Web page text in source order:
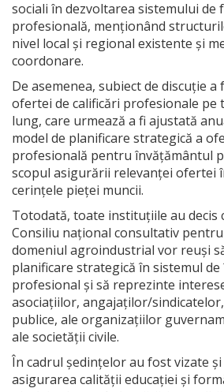
sociali în dezvoltarea sistemului de
profesională, menționând
nivel local și regional existente și
coordonare.
De asemenea, subiect de discuție
ofertei de calificări profesionale pe
lung, care urmează a fi ajustată
model de planificare strategică a
profesională pentru învățământul
scopul asigurării relevanței ofertei
cerinţele pieţei muncii.
Totodată, toate instituțiile au decis
Consiliu național consultativ
domeniul agroindustrial vor reuși
planificare strategică în sistemul
profesional și să reprezinte
asociaţiilor, angajaţilor/
publice, ale organizaţiilor
ale societăţii civile.
În cadrul ședințelor au fost vizate
asigurarea calității educației și